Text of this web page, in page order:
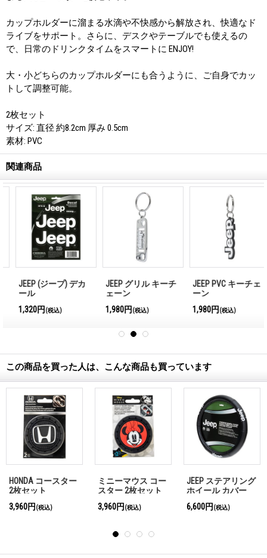
カップホルダーに溜まる水滴や不快感から解放され、快適なド
ライブをサポート。さらに、デスクやテーブルでも使えるの
で、日常のドリンクタイムをスマートに ENJOY!
大・小どちらのカップホルダーにも合うように、ご自身でカッ
トして調整可能。
2枚セット
サイズ: 直径 約8.2cm 厚み 0.5cm
素材: PVC
関連商品
JEEP (ジープ) デカ
ール
1,320円(税込)
JEEP グリル キーチ
ェーン
1,980円(税込)
JEEP PVC キーチェ
ーン
1,980円(税込)
この商品を買った人は、こんな商品も買っています
リング
バー
JEEP リア マット
6,600円
Ford コースター 2
枚セット
3,960円
JEEP
ーン
1,980円